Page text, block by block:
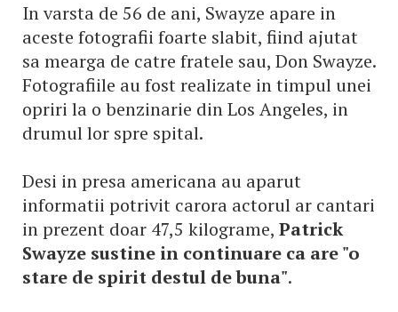
In varsta de 56 de ani, Swayze apare in
aceste fotografii foarte slabit, fiind ajutat
sa mearga de catre fratele sau, Don Swayze.
Fotografiile au fost realizate in timpul unei
opriri la o benzinarie din Los Angeles, in
drumul lor spre spital.
Desi in presa americana au aparut
informatii potrivit carora actorul ar cantari
in prezent doar 47,5 kilograme, Patrick
Swayze sustine in continuare ca are "o
stare de spirit destul de buna".